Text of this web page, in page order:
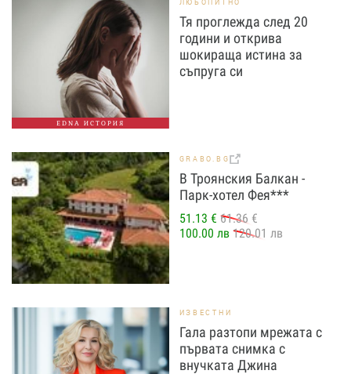
EDNA ИСТОРИЯ
Тя проглежда след 20
години и открива
шокираща истина за
съпруга си
GRABO.BG
В Троянския Балкан -
Парк-хотел Фея***
51.13 € 61.36 €
100.00 лв 120.01 лв
ИЗВЕСТНИ
Гала разтопи мрежата с
първата снимка с
внучката Джина